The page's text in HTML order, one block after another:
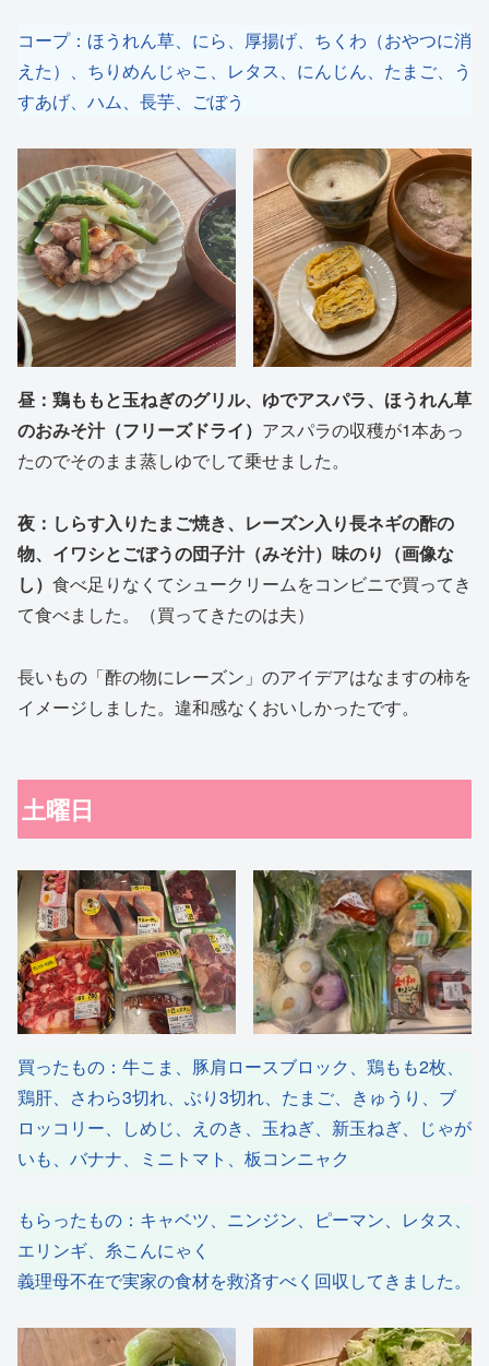
コープ：ほうれん草、にら、厚揚げ、ちくわ（おやつに消
えた）、ちりめんじゃこ、レタス、にんじん、たまご、う
すあげ、ハム、長芋、ごぼう
昼：鶏ももと玉ねぎのグリル、ゆでアスパラ、ほうれん草
のおみそ汁（フリーズドライ） アスパラの収穫が1本あっ
たのでそのまま蒸しゆでして乗せました。
夜：しらす入りたまご焼き、レーズン入り長ネギの酢の
物、イワシとごぼうの団子汁（みそ汁）味のり（画像な
し） 食べ足りなくてシュークリームをコンビニで買ってき
て食べました。（買ってきたのは夫）
長いもの「酢の物にレーズン」のアイデアはなますの柿を
イメージしました。違和感なくおいしかったです。
土曜日
買ったもの：牛こま、豚肩ロースブロック、鶏もも2枚、
鶏肝、さわら3切れ、ぶり3切れ、たまご、きゅうり、ブ
ロッコリー、しめじ、えのき、玉ねぎ、新玉ねぎ、じゃが
いも、バナナ、ミニトマト、板コンニャク
もらったもの：キャベツ、ニンジン、ピーマン、レタス、
エリンギ、糸こんにゃく
義理母不在で実家の食材を救済すべく回収してきました。